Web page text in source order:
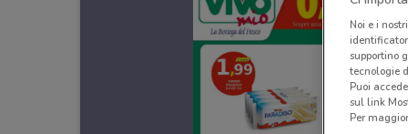
Noi e i
supportino
tecnologie
Puoi
sul link
Per